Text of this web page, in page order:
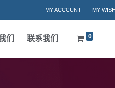
MY ACCOUNT MY
们 联系我们 0